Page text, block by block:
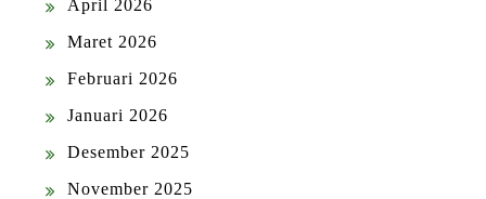
April 2026
Maret 2026
Februari 2026
Januari 2026
Desember 2025
November 2025